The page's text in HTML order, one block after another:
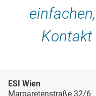
Kontakt
ESI Wien
Margaretenstraße 32/6